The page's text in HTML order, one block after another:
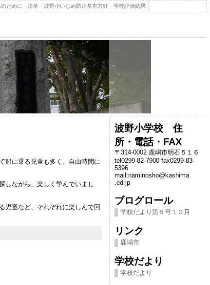
ために 沿革 波野小いじめ防止基本方針 学校評価結果
船に乗る児童も多く、自由時間に
しながら、楽しく学んでいまし
児童など、それぞれに楽しんで回
波野小学校 住
所・電話・FAX
〒314-0002 鹿嶋市明石５１６
tel0299-82-7900 fax0299-83-
5396
mail:naminosho@kashima
.ed.jp
ブログロール
学校だより第６号１０月
リンク
鹿嶋市
学校だより
学校だより